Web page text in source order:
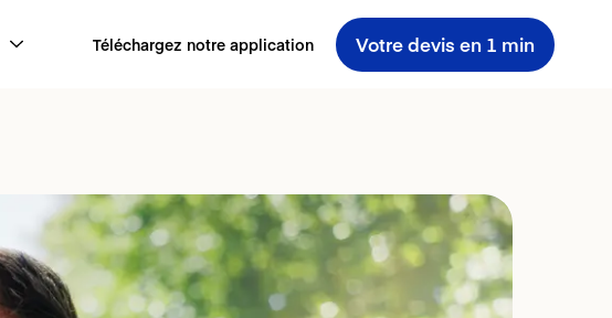
Téléchargez notre application Votre devis en 1 min